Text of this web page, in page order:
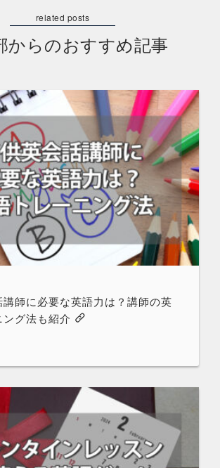
からのおすすめ記事
講師に必要な英語力は？講師の英
グ法も紹介